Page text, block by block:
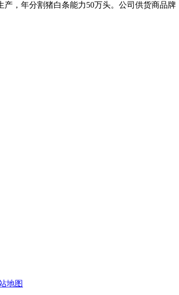
，年分割猪白条能力50万头。公司供货商品
地图